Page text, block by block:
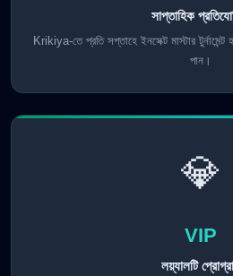
সাপ্তাহিক
Krikiya-তে প্রতি সপ্তাহে ইনসেক্ট মাস্টার
পান।
💎
VIP
লয়্যালটি